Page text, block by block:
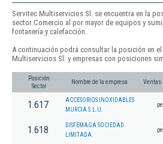
Servitec Multiservicios Sl. se encuentra en la
sector Comercio al por mayor de equipos y
fontanería y calefacción.
A continuación podrá consultar la posición en
Multiservicios Sl. y empresas con posiciones
Posición
Sector
Nombre de la empresa Ventas
1.617
ACCESORIOS INOXIDABLES
MURCIA S.L.U.
1.618
DISFEMAGA SOCIEDAD
LIMITADA.